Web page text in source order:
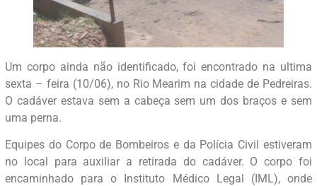
Um corpo ainda não identificado, foi encontrado na ultima
sexta – feira (10/06), no Rio Mearim na cidade de Pedreiras.
O cadáver estava sem a cabeça sem um dos braços e sem
uma perna.
Equipes do Corpo de Bombeiros e da Polícia Civil estiveram
no local para auxiliar a retirada do cadáver. O corpo foi
encaminhado para o Instituto Médico Legal (IML), onde